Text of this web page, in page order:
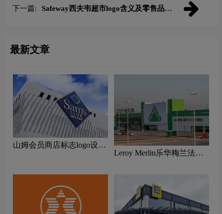
下一篇:
Safeway西夫韦超市logo含义及零售品牌
最新文章
山姆会员商店标志logo设计
Leroy Merlin乐华梅兰法国